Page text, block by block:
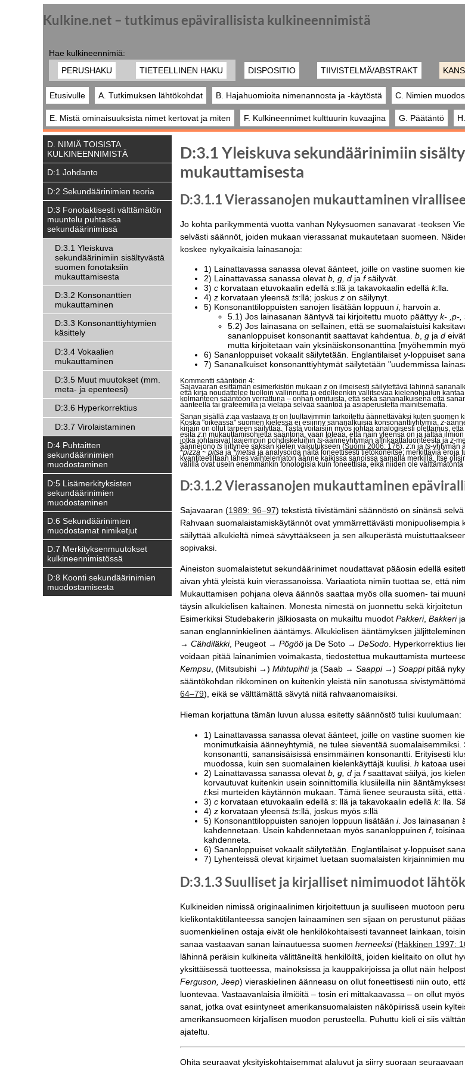
Kulkine.net – tutkimus epävirallisista kulkineennimistä
Hae kulkineennimiä:
PERUSHAKU
TIETEELLINEN HAKU DISPOSITIO TIIVISTELMÄ/ABSTRAKT
Etusivulle A. Tutkimuksen lähtökohdat B. Hajahuomioita nimenannosta ja -käytöstä C. Nimien
E. Mistä ominaisuuksista nimet kertovat ja miten F. Kulkineennimet kulttuurin kuvaajina G. Päätäntö
D. NIMIÄ TOISISTA
KULKINEENNIMISTÄ
D:1 Johdanto
D:2 Sekundäärinimien teoria
D:3 Fonotaktisesti välttämätön
muuntelu puhtaissa
sekundäärinimissä
D:3.1 Yleiskuva
sekundäärinimiin sisältyvästä
suomen fonotaksiin
mukauttamisesta
D:3.2 Konsonanttien
mukauttaminen
D:3.3 Konsonanttiyhtymien
käsittely
D:3.4 Vokaalien
mukauttaminen
D:3.5 Muut muutokset (mm.
meta- ja epenteesi)
D:3.6 Hyperkorrektius
D:3.7 Virolaistaminen
D:4 Puhtaitten
sekundäärinimien
muodostaminen
D:5 Lisämerkityksisten
sekundäärinimien
muodostaminen
D:6 Sekundäärinimien
muodostamat nimiketjut
D:7 Merkityksenmuutokset
kulkineennimistössä
D:8 Koonti sekundäärinimien
muodostamisesta
D:3.1 Yleiskuva sekundäärinimiin
mukauttamisesta
D:3.1.1 Vierassanojen mukauttaminen
Jo kohta parikymmentä vuotta vanhan Nykysuomen sanavarat -teoksen
selvästi säännöt, joiden mukaan vierassanat mukautetaan suomeen.
koskee nykyaikaisia lainasanoja:
1) Lainattavassa sanassa olevat äänteet, joille on vastine suomen
2) Lainattavassa sanassa olevatb, g, d jafsäilyvät.
3)c korvataan etuvokaalin edelläs:llä ja takavokaalin edelläk:lla.
4)z korvataan yleensäts:llä; joskuszon säilynyt.
5) Konsonanttiloppuisten sanojen lisätään loppuuni, harvoina.
5.1) Jos lainasanan ääntyvä tai kirjoitettu muoto päättyyk- ,p-,
5.2) Jos lainasana on sellainen, että se suomalaistuisi
sananloppuiset konsonantit saattavat kahdentua.b,g jad
mutta kirjoitetaan vain yksinäiskonsonanttina [myöhemmin
6) Sananloppuiset vokaalit säilytetään. Englantilaisety-loppuiset
7) Sananalkuiset konsonanttiyhtymät säilytetään "uudemmissa
Kommentti sääntöön 4:
Sajavaaran esittämän esimerkistön mukaanz on ilmeisesti säilytettävä lähinnä
että kirja noudattelee tuolloin vallinnutta ja edelleenkin vallitsevaa kielenohjailun
kolmanteen sääntöön verrattuna – onhan omituista, että sekä sananalkuisena että
äänteellä tai grafeemilla ja vieläpä selvää sääntöä ja asiaperustetta mainitsematta.
Sanan sisälläz:aa vastaavats on luultavimmin tarkoitettu äännettäväksi kuten suomen
Koska "oikeassa" suomen kielessä ei esiinny sananalkuisia konsonanttiyhtymiä,z-
kirjain on ollut tarpeen säilyttää. Tästä voitaisiin myös johtaa analogisesti olettamus,
esitäz:n mukauttamisohjetta sääntönä, vaan toteaa, että näin yleensä on ja jättää
jotka johtaisivat laajempiin pohdiskeluihints-äänneyhtymän affrikaattaluonteesta jaz-
äännejonots liittynee saksan kielen vaikutukseen (Suomi 2006: 176).z:n jats-yhtymän
*pizza ~ pitsa ja*metsä ja analysoida näitä foneettisesti tietokoneitse; merkittäviä
kvantiteetiltaan lähes vaihtelematon äänne kaikissa sanoissa samalla merkillä. Itse
välillä ovat usein enemmänkin fonologisia kuin foneettisia, eikä niiden ole välttämätöntä
D:3.1.2 Vierassanojen mukauttaminen
Sajavaaran (1989: 96–97) tekstistä tiivistämäni säännöstö on sinänsä
Rahvaan suomalaistamiskäytännöt ovat ymmärrettävästi
säilyttää alkukieltä nimeä sävyttääkseen ja sen alkuperästä
sopivaksi.
Aineiston suomalaistetut sekundäärinimet noudattavat pääosin edellä
aivan yhtä yleistä kuin vierassanoissa. Variaatiota nimiin tuottaa se, että
Mukauttamisen pohjana oleva äännös saattaa myös olla suomen- tai
täysin alkukielisen kaltainen. Monesta nimestä on juonnettu sekä
Esimerkiksi Studebakerin jälkiosasta on mukailtu muodotPakkeri,Bakkeri
sanan englanninkielinen ääntämys. Alkukielisen ääntämyksen
→ Cähdiläkki, Peugeot →Pögöö ja De Soto → DeSodo . Hyperkorrektius
voidaan pitää lainanimien voimakasta, tiedostettua mukauttamista
Kempsu , (Mitsubishi →)Mihtupihtija (Saab →Saappi→)Soappipitää
sääntökohdan rikkominen on kuitenkin yleistä niin sanotussa
64–79), eikä se välttämättä sävytä niitä rahvaanomaisiksi.
Hieman korjattuna tämän luvun alussa esitetty säännöstö tulisi kuulumaan:
1) Lainattavassa sanassa olevat äänteet, joille on vastine suomen
monimutkaisia äänneyhtymiä, ne tulee sieventää
konsonantti, sanansisäisissä ensimmäinen konsonantti. Erityisesti
muodossa, kuin sen suomalainen kielenkäyttäjä kuulisi.h katoaa
2) Lainattavassa sanassa olevatb, g, d jafsaattavat säilyä, jos
korvautuvat kuitenkin usein soinnittomilla klusiileilla niin
t:ksi murteiden käytännön mukaan. Tämä lienee seurausta siitä, että
3)c korvataan etuvokaalin edelläs: llä ja takavokaalin edelläk: lla.
4)z korvataan yleensäts:llä, joskus myöss:llä
5) Konsonanttiloppuisten sanojen loppuun lisätääni. Jos lainasanan
kahdennetaan. Usein kahdennetaan myös sananloppuinenf,
kahdenneta.
6) Sananloppuiset vokaalit säilytetään. Englantilaiset y-loppuiset
7) Lyhenteissä olevat kirjaimet luetaan suomalaisten kirjainnimien
D:3.1.3 Suulliset ja kirjalliset nimimuodot
Kulkineiden nimissä originaalinimen kirjoitettuun ja suulliseen muotoon
kielikontaktitilanteessa sanojen lainaaminen sen sijaan on perustunut
suomenkielinen ostaja eivät ole henkilökohtaisesti tavanneet lainkaan,
sanaa vastaavan sanan lainautuessa suomenherneeksi(Häkkinen 1997:
lähinnä peräisin kulkineita välittäneiltä henkilöiltä, joiden kielitaito on ollut
yksittäisessä tuotteessa, mainoksissa ja kauppakirjoissa ja ollut näin
Ferguson, Jeep) vieraskielinen äänneasu on ollut foneettisesti niin outo,
luontevaa. Vastaavanlaisia ilmiöitä – tosin eri mittakaavassa – on ollut
sanat, jotka ovat esiintyneet amerikansuomalaisten näköpiirissä usein
amerikansuomeen kirjallisen muodon perusteella. Puhuttu kieli ei siis
ajateltu.
Ohita seuraavat yksityiskohtaisemmat alaluvut ja siirry suoraan